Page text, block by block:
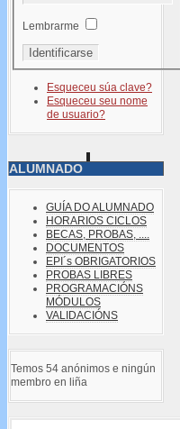
Lembrarme
Esqueceu súa clave?
Esqueceu seu nome
de usuario?
ALUMNADO
GUÍA DO ALUMNADO
HORARIOS CICLOS
BECAS, PROBAS, ....
DOCUMENTOS
EPI´s OBRIGATORIOS
PROBAS LIBRES
PROGRAMACIÓNS
MÓDULOS
VALIDACIÓNS
Temos 54 anónimos e ningún
membro en liña